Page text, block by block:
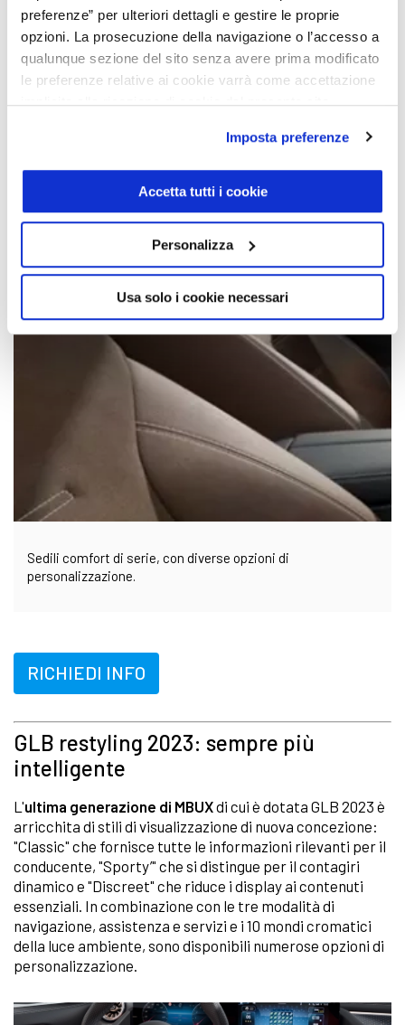
preferenze” per ulteriori dettagli e gestire le proprie
opzioni. La prosecuzione della navigazione o l’accesso a
qualunque sezione del sito senza avere prima modificato
le preferenze relative ai cookie varrà come accettazione
implicita alla ricezione di cookie dal presente sito.
Imposta preferenze
Accetta tutti i cookie
Personalizza
Usa solo i cookie necessari
Sedili comfort di serie, con diverse opzioni di
personalizzazione.
RICHIEDI INFO
GLB restyling 2023: sempre più
intelligente
L'ultima generazione di MBUXdi cui è dotata GLB 2023 è
arricchita di stili di visualizzazione di nuova concezione:
"Classic" che fornisce tutte le informazioni rilevanti per il
conducente, "Sporty’" che si distingue per il contagiri
dinamico e "Discreet" che riduce i display ai contenuti
essenziali. In combinazione con le tre modalità di
navigazione, assistenza e servizi e i 10 mondi cromatici
della luce ambiente, sono disponibili numerose opzioni di
personalizzazione.